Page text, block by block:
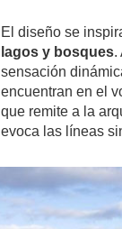
El diseño se
lagos y bosques.
sensación
encuentran en el
que remite a la
evoca las líneas